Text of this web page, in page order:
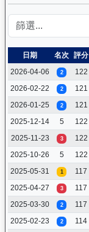
日期 名次 評分
2026-04-06
2 122
2026-02-22
2 121
2026-01-25
2 121
2025-12-14
5 122
2025-11-23
3 122
2025-10-26
5 122
2025-05-31
1 117
2025-04-27
3 117
2025-03-30
2 117
2025-02-23
2 114